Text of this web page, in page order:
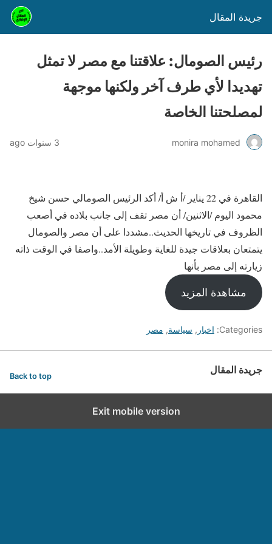
جريدة المقال
رئيس الصومال: علاقتنا مع مصر لا تمثل
تهديدا لأي طرف آخر ولكنها موجهة
لمصلحتنا الخاصة
monira mohamed 3 سنوات ago
القاهرة في 22 يناير /أ ش أ/ أكد الرئيس الصومالي حسن شيخ
محمود اليوم /الاثنين/ أن مصر تقف إلى جانب بلاده في أصعب
الظروف في تاريخها الحديث..مشددا على أن مصر والصومال
يتمتعان بعلاقات جيدة للغاية وطويلة الأمد..واصفا في الوقت ذاته
زيارته إلى مصر بأنها
مشاهدة المزيد
Categories: اخبار , سياسة, مصر
جريدة المقال Back to top
Exit mobile version